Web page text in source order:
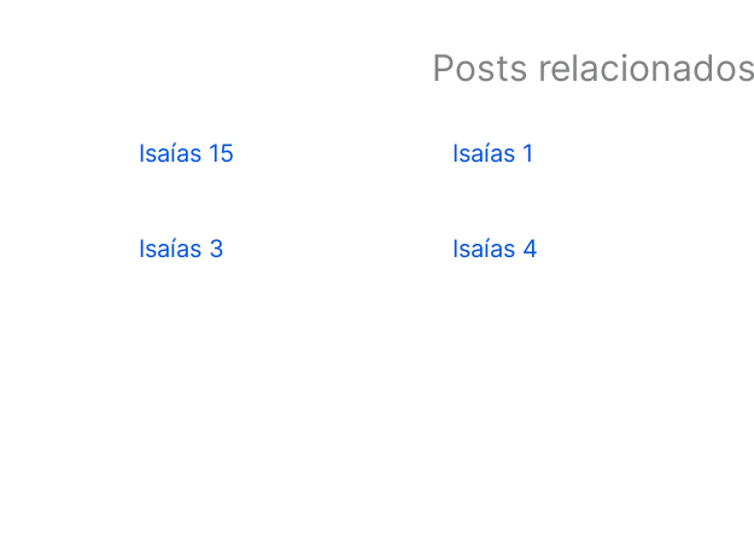
Posts relacionados
Isaías 15 Isaías 1
Isaías 3 Isaías 4